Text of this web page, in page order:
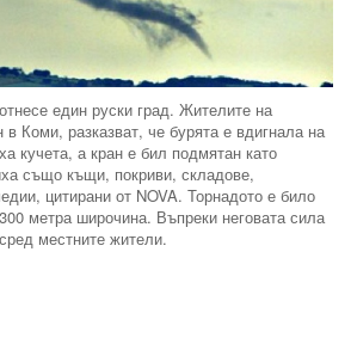
един руски град. Жителите на
Коми, разказват, че бурята е вдигнала на
кучета, а кран е бил подмятан като
също къщи, покриви, складове,
цитирани от NOVA. Торнадото е било
метра широчина. Въпреки неговата сила
местните жители.